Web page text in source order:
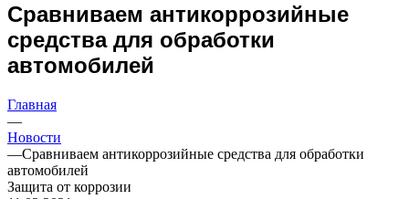
Сравниваем антикоррозийные
средства для обработки
автомобилей
Главная
—
Новости
—Сравниваем антикоррозийные средства для обработки
автомобилей
Защита от коррозии